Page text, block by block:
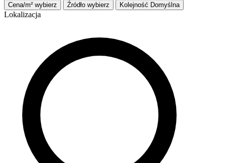
Cena/m² wybierz Źródło wybierz Kolejność Domyślna
Lokalizacja